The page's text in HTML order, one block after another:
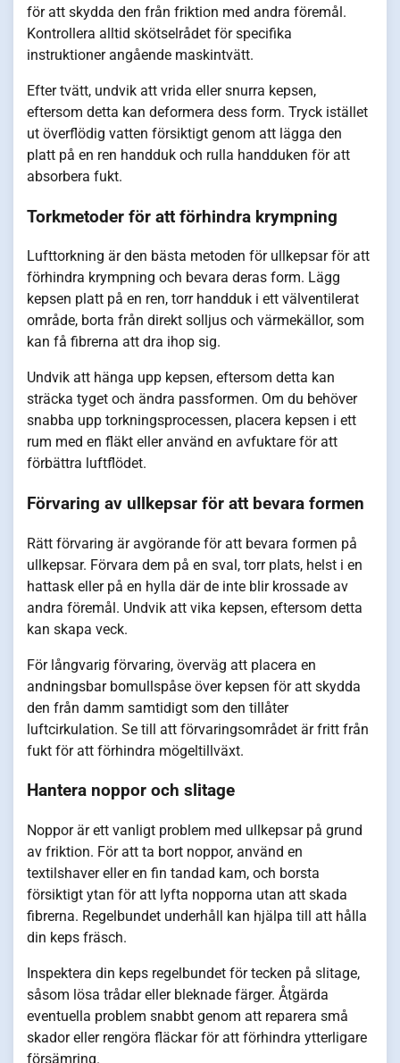
för att skydda den från friktion med andra föremål.
Kontrollera alltid skötselrådet för specifika
instruktioner angående maskintvätt.
Efter tvätt, undvik att vrida eller snurra kepsen,
eftersom detta kan deformera dess form. Tryck istället
ut överflödig vatten försiktigt genom att lägga den
platt på en ren handduk och rulla handduken för att
absorbera fukt.
Torkmetoder för att förhindra krympning
Lufttorkning är den bästa metoden för ullkepsar för att
förhindra krympning och bevara deras form. Lägg
kepsen platt på en ren, torr handduk i ett välventilerat
område, borta från direkt solljus och värmekällor, som
kan få fibrerna att dra ihop sig.
Undvik att hänga upp kepsen, eftersom detta kan
sträcka tyget och ändra passformen. Om du behöver
snabba upp torkningsprocessen, placera kepsen i ett
rum med en fläkt eller använd en avfuktare för att
förbättra luftflödet.
Förvaring av ullkepsar för att bevara formen
Rätt förvaring är avgörande för att bevara formen på
ullkepsar. Förvara dem på en sval, torr plats, helst i en
hattask eller på en hylla där de inte blir krossade av
andra föremål. Undvik att vika kepsen, eftersom detta
kan skapa veck.
För långvarig förvaring, överväg att placera en
andningsbar bomullspåse över kepsen för att skydda
den från damm samtidigt som den tillåter
luftcirkulation. Se till att förvaringsområdet är fritt från
fukt för att förhindra mögeltillväxt.
Hantera noppor och slitage
Noppor är ett vanligt problem med ullkepsar på grund
av friktion. För att ta bort noppor, använd en
textilshaver eller en fin tandad kam, och borsta
försiktigt ytan för att lyfta nopporna utan att skada
fibrerna. Regelbundet underhåll kan hjälpa till att hålla
din keps fräsch.
Inspektera din keps regelbundet för tecken på slitage,
såsom lösa trådar eller bleknade färger. Åtgärda
eventuella problem snabbt genom att reparera små
skador eller rengöra fläckar för att förhindra ytterligare
försämring.